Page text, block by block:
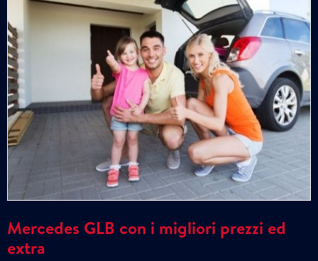
Mercedes GLB con i migliori prezzi ed
extra